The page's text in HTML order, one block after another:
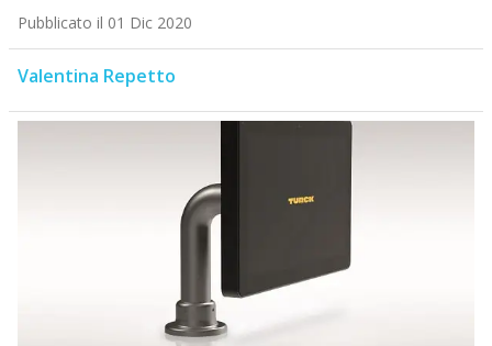
Pubblicato il 01 Dic 2020
Valentina Repetto